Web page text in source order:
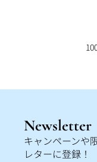
Newsletter
キャンペーンや
レターに登録！